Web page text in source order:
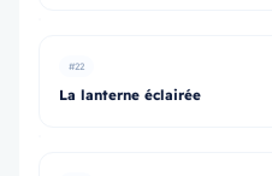
#22
La lanterne éclairée